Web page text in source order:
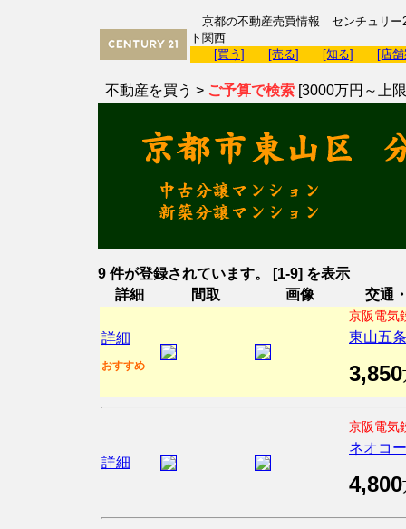
京都の不動産売買情報 センチュリー
ト関西
[買う]
[売る] [知る] [店
不動産を買う > ご予算で検索 [3000万円～上
9 件が登録されています。 [1-9] を表示
詳細
間取 画像 交通
詳細
おすすめ
京阪電気
東山五
3,850
詳細
京阪電気
ネオコ
4,800